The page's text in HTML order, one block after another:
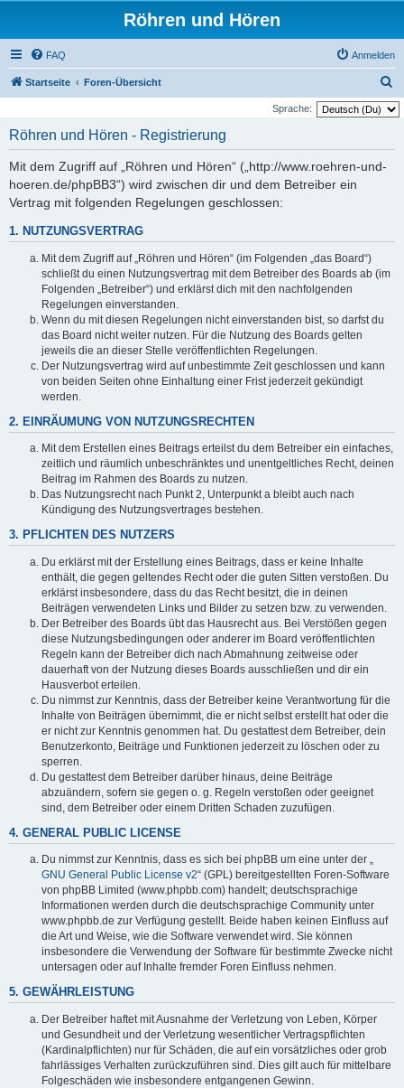
Röhren und Hören
FAQ Anmelden
Startseite Foren-Übersicht
u
Sprache:
Röhren und Hören - Registrierung
Mit dem Zugriff auf „Röhren und Hören“ („http://www.roehren-und-
hoeren.de/phpBB3“) wird zwischen dir und dem Betreiber ein
Vertrag mit folgenden Regelungen geschlossen:
1. NUTZUNGSVERTRAG
Mit dem Zugriff auf „Röhren und Hören“ (im Folgenden „das Board“)
schließt du einen Nutzungsvertrag mit dem Betreiber des Boards ab (im
Folgenden „Betreiber“) und erklärst dich mit den nachfolgenden
Regelungen einverstanden.
Wenn du mit diesen Regelungen nicht einverstanden bist, so darfst du
das Board nicht weiter nutzen. Für die Nutzung des Boards gelten
jeweils die an dieser Stelle veröffentlichten Regelungen.
Der Nutzungsvertrag wird auf unbestimmte Zeit geschlossen und kann
von beiden Seiten ohne Einhaltung einer Frist jederzeit gekündigt
werden.
2. EINRÄUMUNG VON NUTZUNGSRECHTEN
Mit dem Erstellen eines Beitrags erteilst du dem Betreiber ein einfaches,
zeitlich und räumlich unbeschränktes und unentgeltliches Recht, deinen
Beitrag im Rahmen des Boards zu nutzen.
Das Nutzungsrecht nach Punkt 2, Unterpunkt a bleibt auch nach
Kündigung des Nutzungsvertrages bestehen.
3. PFLICHTEN DES NUTZERS
Du erklärst mit der Erstellung eines Beitrags, dass er keine Inhalte
enthält, die gegen geltendes Recht oder die guten Sitten verstoßen. Du
erklärst insbesondere, dass du das Recht besitzt, die in deinen
Beiträgen verwendeten Links und Bilder zu setzen bzw. zu verwenden.
Der Betreiber des Boards übt das Hausrecht aus. Bei Verstößen gegen
diese Nutzungsbedingungen oder anderer im Board veröffentlichten
Regeln kann der Betreiber dich nach Abmahnung zeitweise oder
dauerhaft von der Nutzung dieses Boards ausschließen und dir ein
Hausverbot erteilen.
Du nimmst zur Kenntnis, dass der Betreiber keine Verantwortung für die
Inhalte von Beiträgen übernimmt, die er nicht selbst erstellt hat oder die
er nicht zur Kenntnis genommen hat. Du gestattest dem Betreiber, dein
Benutzerkonto, Beiträge und Funktionen jederzeit zu löschen oder zu
sperren.
Du gestattest dem Betreiber darüber hinaus, deine Beiträge
abzuändern, sofern sie gegen o. g. Regeln verstoßen oder geeignet
sind, dem Betreiber oder einem Dritten Schaden zuzufügen.
4. GENERAL PUBLIC LICENSE
Du nimmst zur Kenntnis, dass es sich bei phpBB um eine unter der „
GNU General Public License v2“ (GPL) bereitgestellten Foren-Software
von phpBB Limited (www.phpbb.com) handelt; deutschsprachige
Informationen werden durch die deutschsprachige Community unter
www.phpbb.de zur Verfügung gestellt. Beide haben keinen Einfluss auf
die Art und Weise, wie die Software verwendet wird. Sie können
insbesondere die Verwendung der Software für bestimmte Zwecke nicht
untersagen oder auf Inhalte fremder Foren Einfluss nehmen.
5. GEWÄHRLEISTUNG
Der Betreiber haftet mit Ausnahme der Verletzung von Leben, Körper
und Gesundheit und der Verletzung wesentlicher Vertragspflichten
(Kardinalpflichten) nur für Schäden, die auf ein vorsätzliches oder grob
fahrlässiges Verhalten zurückzuführen sind. Dies gilt auch für mittelbare
Folgeschäden wie insbesondere entgangenen Gewinn.